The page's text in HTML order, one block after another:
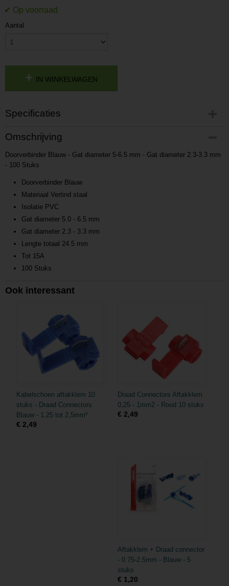
Aantal
IN WINKELWAGEN
Specificaties
Productcode
P201705231440
Productcode leverancier
L201705231440
Omschrijving
Doorverbinder Blauw - Gat diameter 5-6.5 mm - Gat diameter 2.3-3.3 mm
- 100 Stuks
Doorverbinder Blauw
Materiaal Vertind staal
Isolatie PVC
Gat diameter 5.0 - 6.5 mm
Gat diameter 2.3 - 3.3 mm
Lengte totaal 24.5 mm
Tot 15A
100 Stuks
Ook interessant
Kabelschoen aftakklem 10
stuks - Draad Connectors
Blauw - 1,25 tot 2,5mm²
€ 2,49
Draad Connectors Aftakklem
0,25 - 1mm2 - Rood 10 stuks
€ 2,49
Aftakklem + Draad connector
- 0.75-2.5mm - Blauw - 5
stuks
€ 1,20